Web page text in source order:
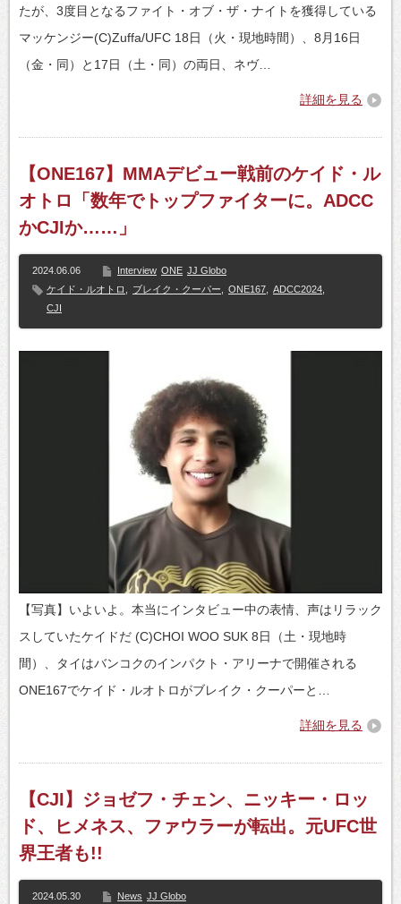
たが、3度目となるファイト・オブ・ザ・ナイトを獲得している
マッケンジー(C)Zuffa/UFC 18日（火・現地時間）、8月16日
（金・同）と17日（土・同）の両日、ネヴ…
詳細を見る
【ONE167】MMAデビュー戦前のケイド・ル
オトロ「数年でトップファイターに。ADCC
かCJIか……」
2024.06.06 Interview ONE JJ Globo
ケイド・ルオトロ
ブレイク・クーパー ONE167 ADCC2024
CJI
【写真】いよいよ。本当にインタビュー中の表情、声はリラック
スしていたケイドだ (C)CHOI WOO SUK 8日（土・現地時
間）、タイはバンコクのインパクト・アリーナで開催される
ONE167でケイド・ルオトロがブレイク・クーパーと…
詳細を見る
【CJI】ジョゼフ・チェン、ニッキー・ロッ
ド、ヒメネス、ファウラーが転出。元UFC世
界王者も!!
2024.05.30 News JJ Globo